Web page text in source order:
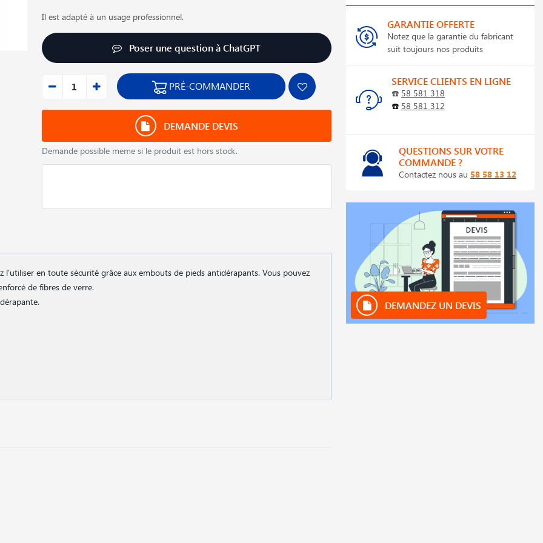
Il est adapté à un usage professionnel.
Poser une question à ChatGPT
PRÉ-COMMANDER
DEMANDE DEVIS
Demande possible meme si le produit est hors stock.
en toute sécurité grâce aux embouts de pieds antidérapants. Vous pouvez
de fibres de verre.
GARANTIE OFFERTE
Notez que la garantie du fabricant
suit toujours nos produits
SERVICE CLIENTS EN LIGNE
☎️ 58 581 318
☎️ 58 581 312
QUESTIONS SUR VOTRE
COMMANDE ?
Contactez nous au 58 58 13 12
DEMANDEZ UN DEVIS